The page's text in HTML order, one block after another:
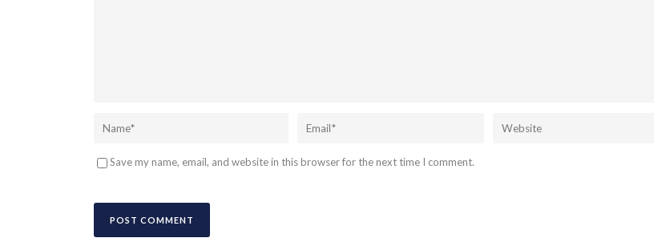
Save my name, email, and website in this browser for the next time I comment.